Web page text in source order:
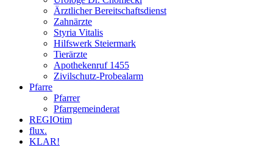
Ärztlicher Bereitschaftsdienst
Zahnärzte
Styria Vitalis
Hilfswerk Steiermark
Tierärzte
Apothekenruf 1455
Zivilschutz-Probealarm
Pfarre
Pfarrer
Pfarrgemeinderat
REGIOtim
flux.
KLAR!